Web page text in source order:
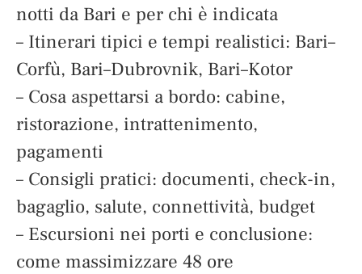
notti da Bari e per chi è indicata
– Itinerari tipici e tempi realistici: Bari–
Corfù, Bari–Dubrovnik, Bari–Kotor
– Cosa aspettarsi a bordo: cabine,
ristorazione, intrattenimento,
pagamenti
– Consigli pratici: documenti, check-in,
bagaglio, salute, connettività, budget
– Escursioni nei porti e conclusione:
come massimizzare 48 ore